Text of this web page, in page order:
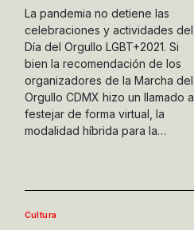
La pandemia no detiene las
celebraciones y actividades del
Día del Orgullo LGBT+2021. Si
bien la recomendación de los
organizadores de la Marcha del
Orgullo CDMX hizo un llamado a
festejar de forma virtual, la
modalidad híbrida para la…
Cultura